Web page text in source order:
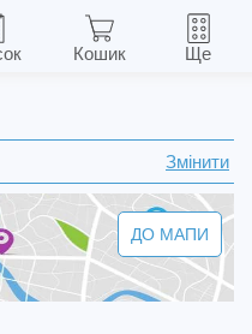
табл. 5 мг №40 (10х4)
Змінити
ДО МАПИ
Кошик Ще